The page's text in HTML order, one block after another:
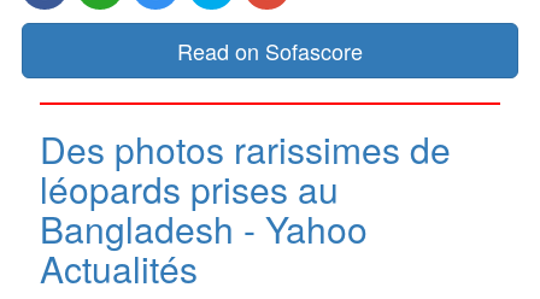
Read on Sofascore
Des photos rarissimes de
léopards prises au
Bangladesh - Yahoo
Actualités